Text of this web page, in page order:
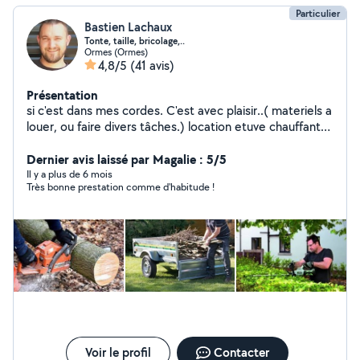
Particulier
Bastien Lachaux
Tonte, taille, bricolage,..
Ormes (Ormes)
4,8/5 (41 avis)
Présentation
si c'est dans mes cordes. C'est avec plaisir..( materiels a
louer, ou faire divers tâches.) location etuve chauffante,
Dernier avis laissé par Magalie : 5/5
Il y a plus de 6 mois
Très bonne prestation comme d'habitude !
Voir le profil Contacter